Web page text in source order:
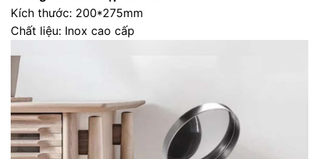
Kích thước: 200*275mm
Chất liệu: Inox cao cấp